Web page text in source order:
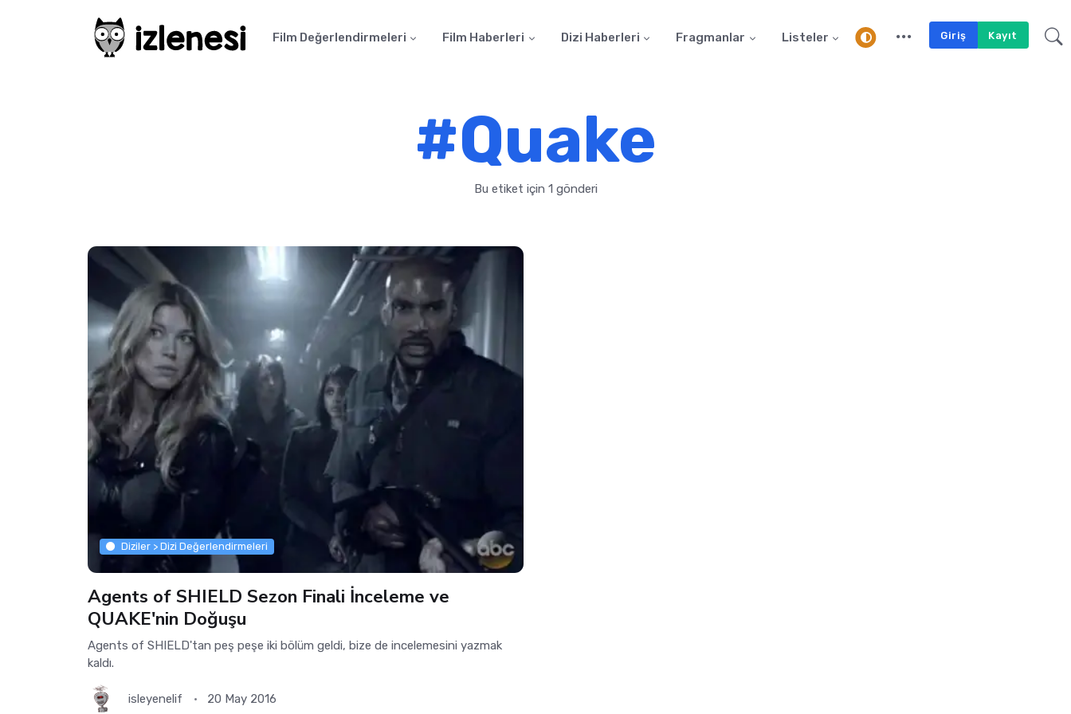
Film Değerlendirmeleri Film Haberleri Dizi Haberleri Fragmanlar Listeler Giriş Kayıt
#Quake
Bu etiket için 1 gönderi
Diziler > Dizi Değerlendirmeleri
Agents of SHIELD Sezon Finali İnceleme ve
QUAKE'nin Doğuşu
Agents of SHIELD'tan peş peşe iki bölüm geldi, bize de incelemesini yazmak
kaldı.
isleyenelif 20 May 2016